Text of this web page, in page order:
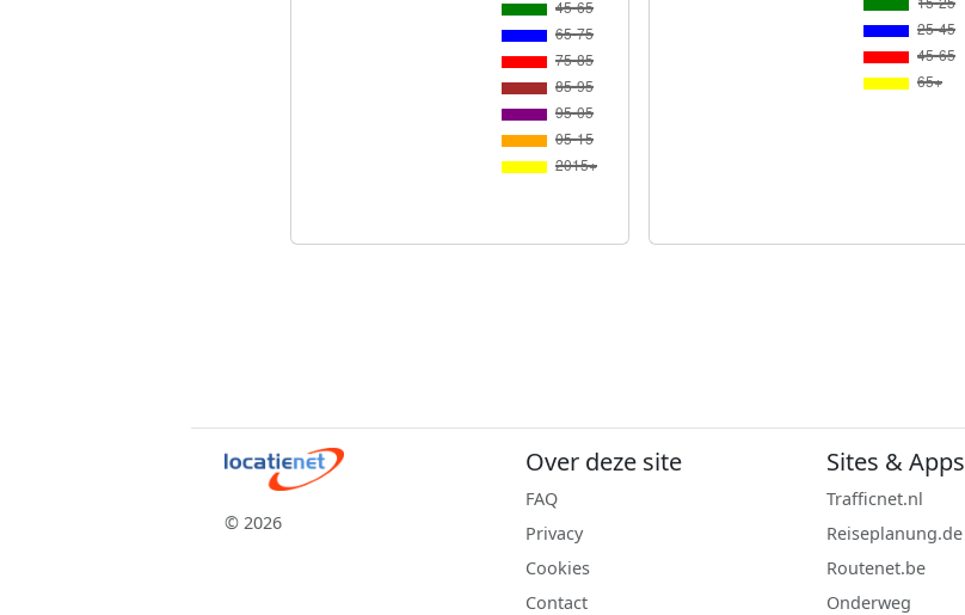
© 2026
Over deze site
FAQ
Privacy
Cookies
Contact
Sites & Apps
Trafficnet.nl
Reiseplanung.de
Routenet.be
Onderweg